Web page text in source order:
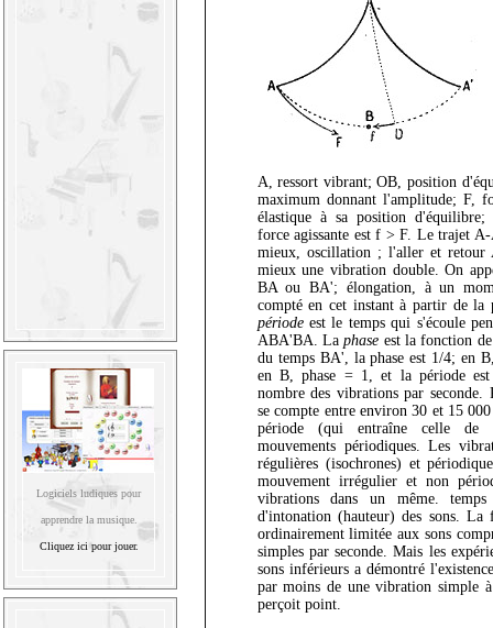
Logiciels ludiques pour
apprendre la musique.
Cliquez ici pour jouer.
A, ressort vibrant; OB, position
maximum donnant l'amplitude; F,
élastique à sa position
force agissante est f > F. Le trajet
mieux, oscillation ; l'aller et retour
mieux une vibration double. On
BA ou BA'; élongation, à un
compté en cet instant à partir de
périodeest le temps qui s'écoule
ABA'BA. Laphase est la fonction
du temps BA', la phase est 1/4; en
en B, phase = 1, et la période
nombre des vibrations par
se compte entre environ 30 et 15
période (qui entraîne celle de
mouvements périodiques. Les
régulières (isochrones) et
mouvement irrégulier et non
vibrations dans un même.
d'intonation (hauteur) des sons.
ordinairement limitée aux sons
simples par seconde. Mais les
sons inférieurs a démontré
par moins de une vibration simple
perçoit point.